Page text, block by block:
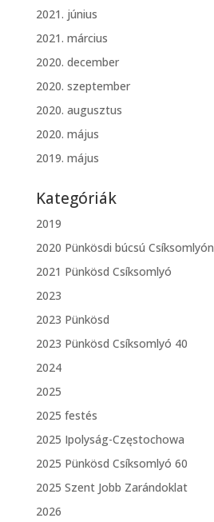
2021. június
2021. március
2020. december
2020. szeptember
2020. augusztus
2020. május
2019. május
Kategóriák
2019
2020 Pünkösdi búcsú Csíksomlyón
2021 Pünkösd Csíksomlyó
2023
2023 Pünkösd
2023 Pünkösd Csíksomlyó 40
2024
2025
2025 festés
2025 Ipolyság-Częstochowa
2025 Pünkösd Csíksomlyó 60
2025 Szent Jobb Zarándoklat
2026